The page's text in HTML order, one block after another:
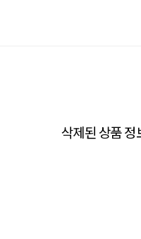
삭제된 상품 정